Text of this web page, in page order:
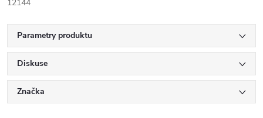
12144
Parametry produktu
Diskuse
Značka